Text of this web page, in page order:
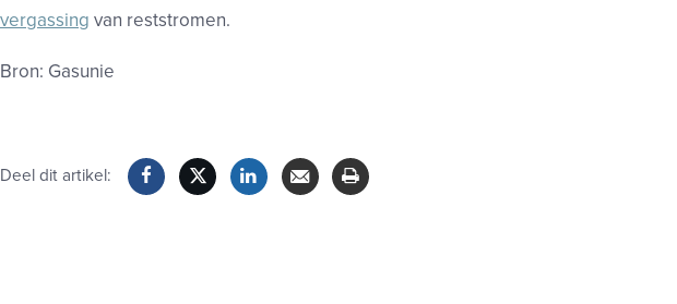
vergassing van reststromen.
Bron: Gasunie
Deel dit artikel: